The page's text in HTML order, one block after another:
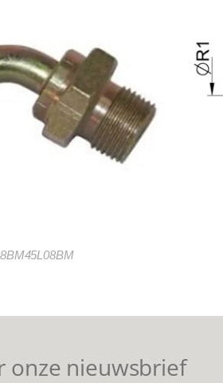
onze nieuwsbrief